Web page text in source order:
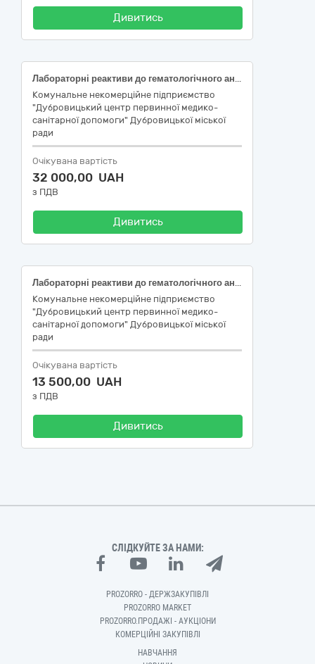
Дивитись
Лабораторні реактиви до гематологічного аналізатора BC-20s Mindray
Комунальне некомерційне підприємство
"Дубровицький центр первинної медико-
санітарної допомоги" Дубровицької міської
ради
Очікувана вартість
32 000,00 UAH
з ПДВ
Дивитись
Лабораторні реактиви до гематологічного аналізатора Zybio Z3/Z3 CRP
Комунальне некомерційне підприємство
"Дубровицький центр первинної медико-
санітарної допомоги" Дубровицької міської
ради
Очікувана вартість
13 500,00 UAH
з ПДВ
Дивитись
СЛІДКУЙТЕ ЗА НАМИ:
PROZORRO - ДЕРЖЗАКУПІВЛІ
PROZORRO MARKET
PROZORRO.ПРОДАЖІ - АУКЦІОНИ
КОМЕРЦІЙНІ ЗАКУПІВЛІ
НАВЧАННЯ